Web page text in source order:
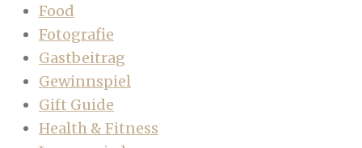
Food
Fotografie
Gastbeitrag
Gewinnspiel
Gift Guide
Health & Fitness